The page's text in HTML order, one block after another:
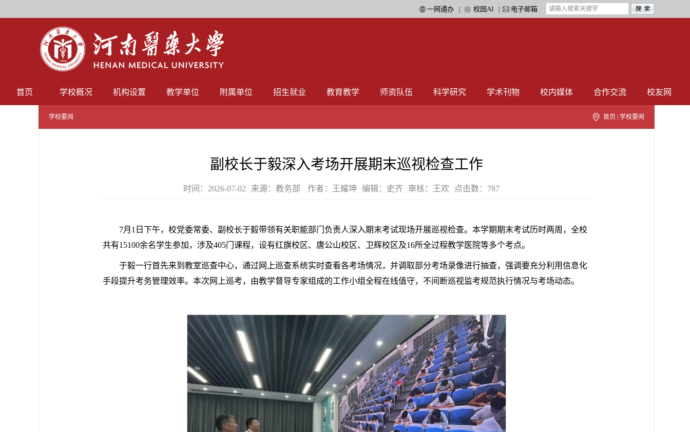
一网通办 校园AI 电子邮箱
首页 学校概况 机构设置 教学单位 附属单位 招生就业 教育教学 师资队伍 科学研究 学术刊物 校内媒体 合作交流 校友网
学校要闻 首页 学校要闻
副校长于毅深入考场开展期末巡视检查工作
时间：2026-07-02 来源：教务部 作者：王耀坤 编辑：史齐 审核：王欢 点击数： 787
7月1日下午，校党委常委、副校长于毅带领有关职能部门负责人深入期末考试现场开展巡视检查。本学期期末考试历时两周，全校
共有15100余名学生参加，涉及405门课程，设有红旗校区、唐公山校区、卫辉校区及16所全过程教学医院等多个考点。
于毅一行首先来到教室巡查中心，通过网上巡查系统实时查看各考场情况，并调取部分考场录像进行抽查，强调要充分利用信息化
手段提升考务管理效率。本次网上巡考，由教学督导专家组成的工作小组全程在线值守，不间断巡视监考规范执行情况与考场动态。